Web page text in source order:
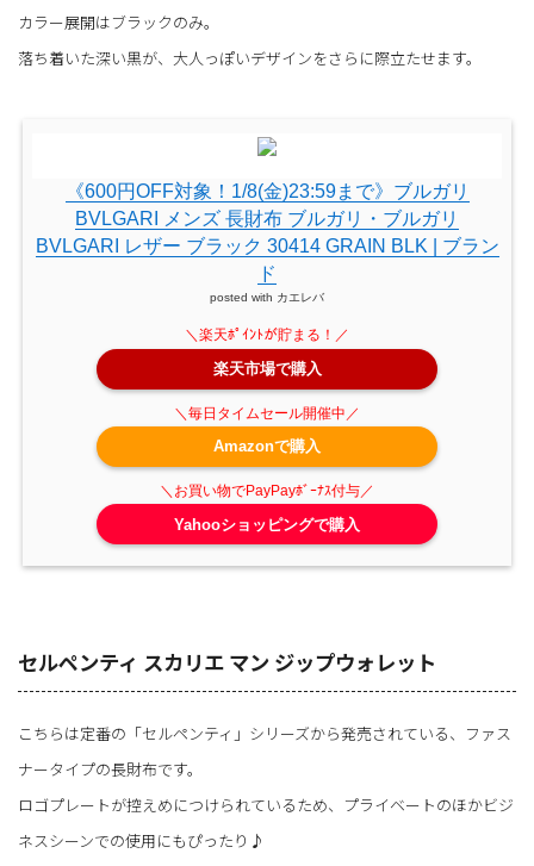
カラー展開はブラックのみ。
落ち着いた深い黒が、大人っぽいデザインをさらに際立たせます。
《600円OFF対象！1/8(金)23:59まで》ブルガリ
BVLGARI メンズ 長財布 ブルガリ・ブルガリ
BVLGARI レザー ブラック 30414 GRAIN BLK | ブラン
ド
posted with カエレバ
楽天市場で購入
Amazonで購入
Yahooショッピングで購入
セルペンティ スカリエ マン ジップウォレット
こちらは定番の「セルペンティ」シリーズから発売されている、ファス
ナータイプの長財布です。
ロゴプレートが控えめにつけられているため、プライベートのほかビジ
ネスシーンでの使用にもぴったり♪